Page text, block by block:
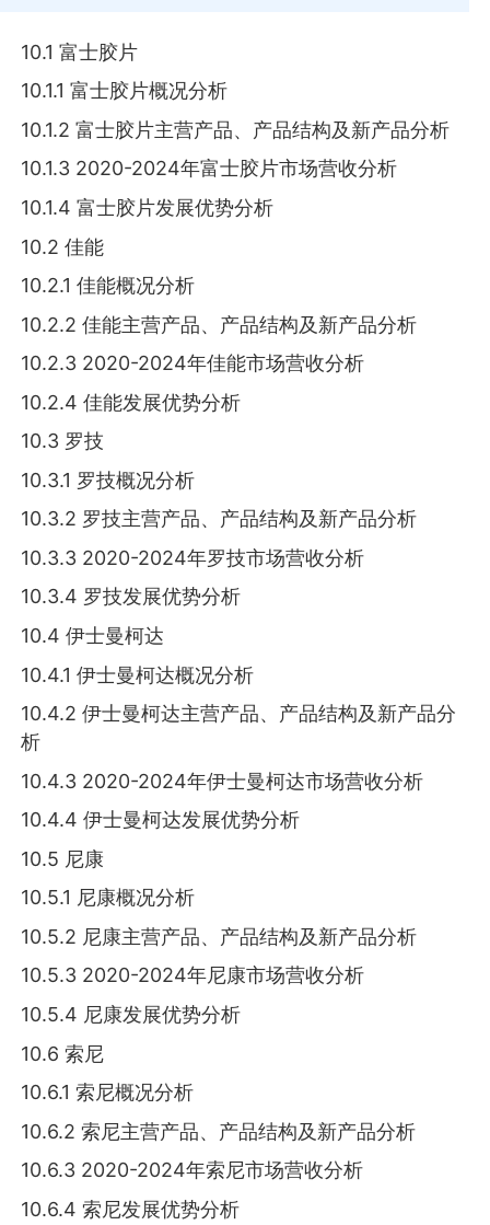
10.1 富士胶片
10.1.1 富士胶片概况分析
10.1.2 富士胶片主营产品、产品结构及新产品分析
10.1.3 2020-2024年富士胶片市场营收分析
10.1.4 富士胶片发展优势分析
10.2 佳能
10.2.1 佳能概况分析
10.2.2 佳能主营产品、产品结构及新产品分析
10.2.3 2020-2024年佳能市场营收分析
10.2.4 佳能发展优势分析
10.3 罗技
10.3.1 罗技概况分析
10.3.2 罗技主营产品、产品结构及新产品分析
10.3.3 2020-2024年罗技市场营收分析
10.3.4 罗技发展优势分析
10.4 伊士曼柯达
10.4.1 伊士曼柯达概况分析
10.4.2 伊士曼柯达主营产品、产品结构及新产品分
析
10.4.3 2020-2024年伊士曼柯达市场营收分析
10.4.4 伊士曼柯达发展优势分析
10.5 尼康
10.5.1 尼康概况分析
10.5.2 尼康主营产品、产品结构及新产品分析
10.5.3 2020-2024年尼康市场营收分析
10.5.4 尼康发展优势分析
10.6 索尼
10.6.1 索尼概况分析
10.6.2 索尼主营产品、产品结构及新产品分析
10.6.3 2020-2024年索尼市场营收分析
10.6.4 索尼发展优势分析